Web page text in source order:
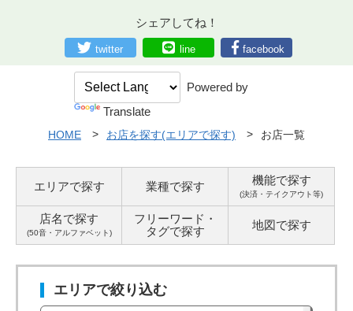
シェアしてね！
twitter line facebook
Powered by
Translate
HOME お店を探す(エリアで探す) お店一覧
エリアで探す 業種で探す 機能で探す
(決済・テイクアウト等)
店名で探す
(50音・アルファベット)
フリーワード・
タグで探す 地図で探す
エリアで絞り込む